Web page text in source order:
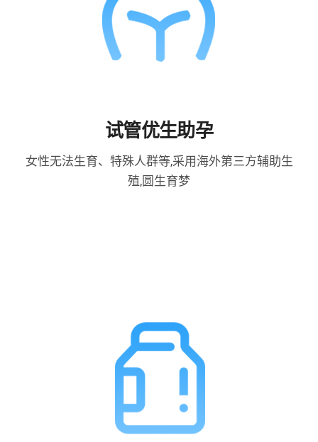
试管优生助孕
女性无法生育、特殊人群等,采用海外第三方辅助生
殖,圆生育梦